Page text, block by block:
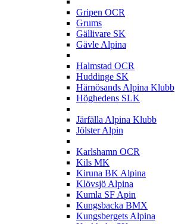
Gripen OCR
Grums
Gällivare SK
Gävle Alpina
Halmstad OCR
Huddinge SK
Härnösands Alpina Klubb
Höghedens SLK
Järfälla Alpina Klubb
Jölster Alpin
Karlshamn OCR
Kils MK
Kiruna BK Alpina
Klövsjö Alpina
Kumla SF Apin
Kungsbacka BMX
Kungsbergets Alpina